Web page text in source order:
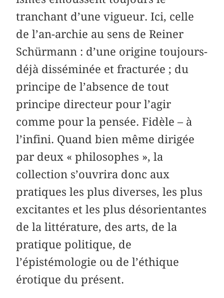
tranchant d’une vigueur. Ici, celle
de l’an-archie au sens de Reiner
Schürmann : d’une origine toujours-
déjà disséminée et fracturée ; du
principe de l’absence de tout
principe directeur pour l’agir
comme pour la pensée. Fidèle – à
l’infini. Quand bien même dirigée
par deux « philosophes », la
collection s’ouvrira donc aux
pratiques les plus diverses, les plus
excitantes et les plus désorientantes
de la littérature, des arts, de la
pratique politique, de
l’épistémologie ou de l’éthique
érotique du présent.